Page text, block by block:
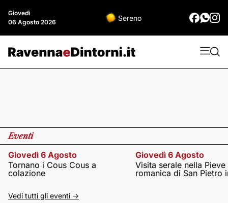
Giovedì
06 Agosto 2026
Sereno
Eventi
Giovedì 6 Agosto
Tornano i Cous Cous a
colazione
Giovedì 6 Agosto
Visita serale nella Pieve
romanica di San Pietro
Vedi tutti gli eventi ->